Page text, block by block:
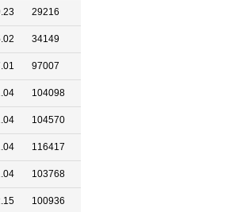
29216
34149
97007
104098
104570
116417
103768
100936